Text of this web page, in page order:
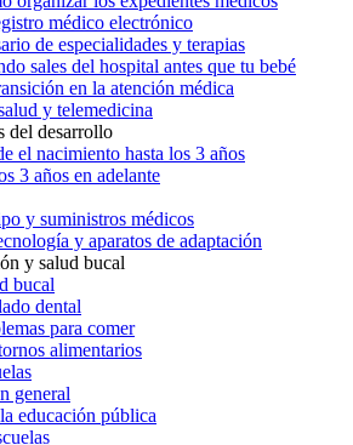
médico electrónico
de especialidades y terapias
sales del hospital antes que tu bebé
en la atención médica
y telemedicina
del desarrollo
el nacimiento hasta los 3 años
3 años en adelante
y suministros médicos
y aparatos de adaptación
y salud bucal
bucal
dental
para comer
alimentarios
general
educación pública